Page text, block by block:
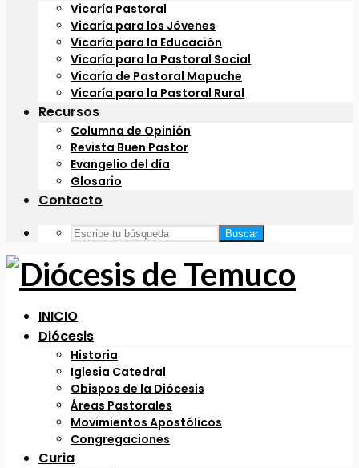
Vicaría Pastoral
Vicaría para los Jóvenes
Vicaría para la Educación
Vicaría para la Pastoral Social
Vicaría de Pastoral Mapuche
Vicaría para la Pastoral Rural
Recursos
Columna de Opinión
Revista Buen Pastor
Evangelio del día
Glosario
Contacto
Buscar
INICIO
Diócesis
Historia
Iglesia Catedral
Obispos de la Diócesis
Áreas Pastorales
Movimientos Apostólicos
Congregaciones
Curia